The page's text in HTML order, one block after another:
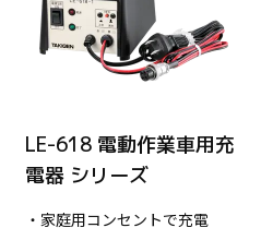
LE-618 電動作業車用充
電器 シリーズ
・家庭用コンセントで充電